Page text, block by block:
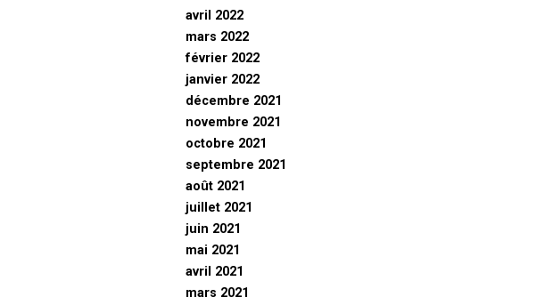
avril 2022
mars 2022
février 2022
janvier 2022
décembre 2021
novembre 2021
octobre 2021
septembre 2021
août 2021
juillet 2021
juin 2021
mai 2021
avril 2021
mars 2021